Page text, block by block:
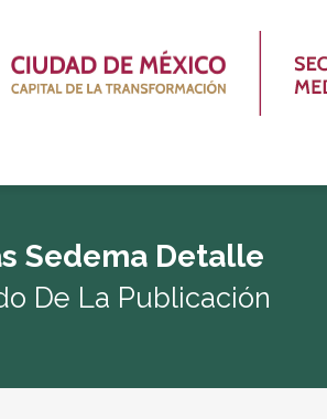
Sedema Detalle
De La Publicación